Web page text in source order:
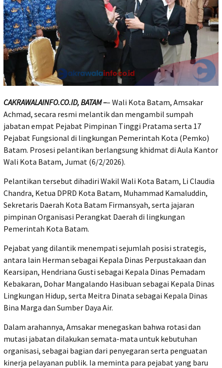
CAKRAWALAINFO.CO.ID, BATAM –– Wali Kota Batam, Amsakar
Achmad, secara resmi melantik dan mengambil sumpah
jabatan empat Pejabat Pimpinan Tinggi Pratama serta 17
Pejabat Fungsional di lingkungan Pemerintah Kota (Pemko)
Batam. Prosesi pelantikan berlangsung khidmat di Aula Kantor
Wali Kota Batam, Jumat (6/2/2026).
Pelantikan tersebut dihadiri Wakil Wali Kota Batam, Li Claudia
Chandra, Ketua DPRD Kota Batam, Muhammad Kamaluddin,
Sekretaris Daerah Kota Batam Firmansyah, serta jajaran
pimpinan Organisasi Perangkat Daerah di lingkungan
Pemerintah Kota Batam.
Pejabat yang dilantik menempati sejumlah posisi strategis,
antara lain Herman sebagai Kepala Dinas Perpustakaan dan
Kearsipan, Hendriana Gusti sebagai Kepala Dinas Pemadam
Kebakaran, Dohar Mangalando Hasibuan sebagai Kepala Dinas
Lingkungan Hidup, serta Meitra Dinata sebagai Kepala Dinas
Bina Marga dan Sumber Daya Air.
Dalam arahannya, Amsakar menegaskan bahwa rotasi dan
mutasi jabatan dilakukan semata-mata untuk kebutuhan
organisasi, sebagai bagian dari penyegaran serta penguatan
kinerja pelayanan publik. Ia meminta para pejabat yang baru